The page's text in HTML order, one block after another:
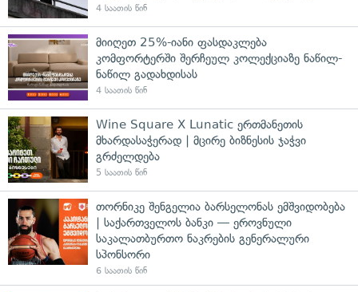
4 საათის წინ
მიიღეთ 25%-იანი ფასდაკლება
კომფორტერში შერჩეულ კოლექციაზე ნაწილ-
ნაწილ გადახდისას
4 საათის წინ
Wine Square X Lunatic ერთმანეთის
მხარდასაჭერად | მცირე ბიზნესის ჯაჭვი
გრძელდება
5 საათის წინ
თორნიკე შენგელია ბარსელონას ემშვიდობება
| საქართველოს ბანკი — ეროვნული
საკალათბურთო ნაკრების გენერალური
სპონსორი
6 საათის წინ